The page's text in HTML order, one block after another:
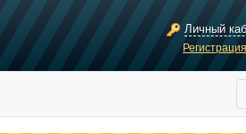
Личный